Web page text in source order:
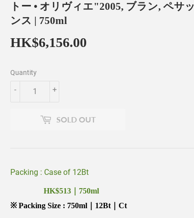
トー • オリヴィエ"2005, ブラン, ペサ
ンス | 750ml
HK$6,156.00
Quantity
+
-
SOLD OUT
Packing : Case of 12Bt
HK$513｜750ml
※ Packing Size : 750ml｜12Bt｜Ct